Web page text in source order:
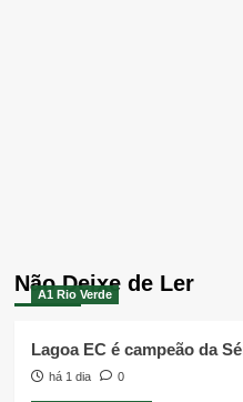
Não Deixe de Ler
A1 Rio Verde
Lagoa EC é campeão da
há 1 dia 0